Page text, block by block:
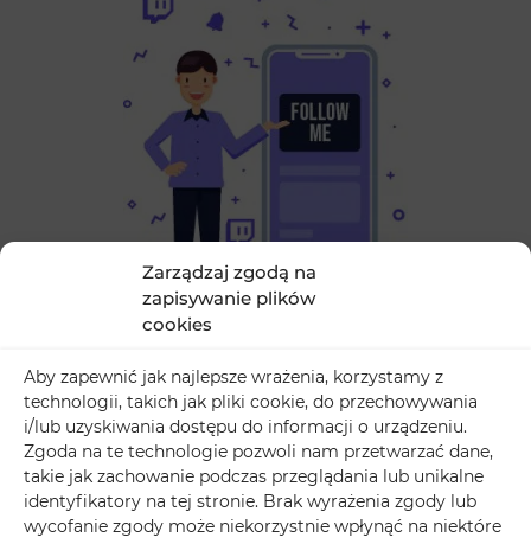
Zarządzaj zgodą na
zapisywanie plików
cookies
Aby zapewnić jak najlepsze wrażenia, korzystamy z
technologii, takich jak pliki cookie, do przechowywania
i/lub uzyskiwania dostępu do informacji o urządzeniu.
Zgoda na te technologie pozwoli nam przetwarzać dane,
takie jak zachowanie podczas przeglądania lub unikalne
identyfikatory na tej stronie. Brak wyrażenia zgody lub
wycofanie zgody może niekorzystnie wpłynąć na niektóre
Zarabianie możliwe jest dzięki współpracy z
producentami gier. Dodatkowo w swoich nagraniach
możesz umieszczać reklamy i czerpać z nich
przychody. Im większa jest Twoja społeczność
obserwujących, tym chętniej developerzy i